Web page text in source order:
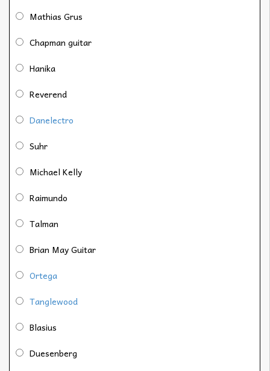
Mathias Grus
Chapman guitar
Hanika
Reverend
Danelectro
Suhr
Michael Kelly
Raimundo
Talman
Brian May Guitar
Ortega
Tanglewood
Blasius
Duesenberg